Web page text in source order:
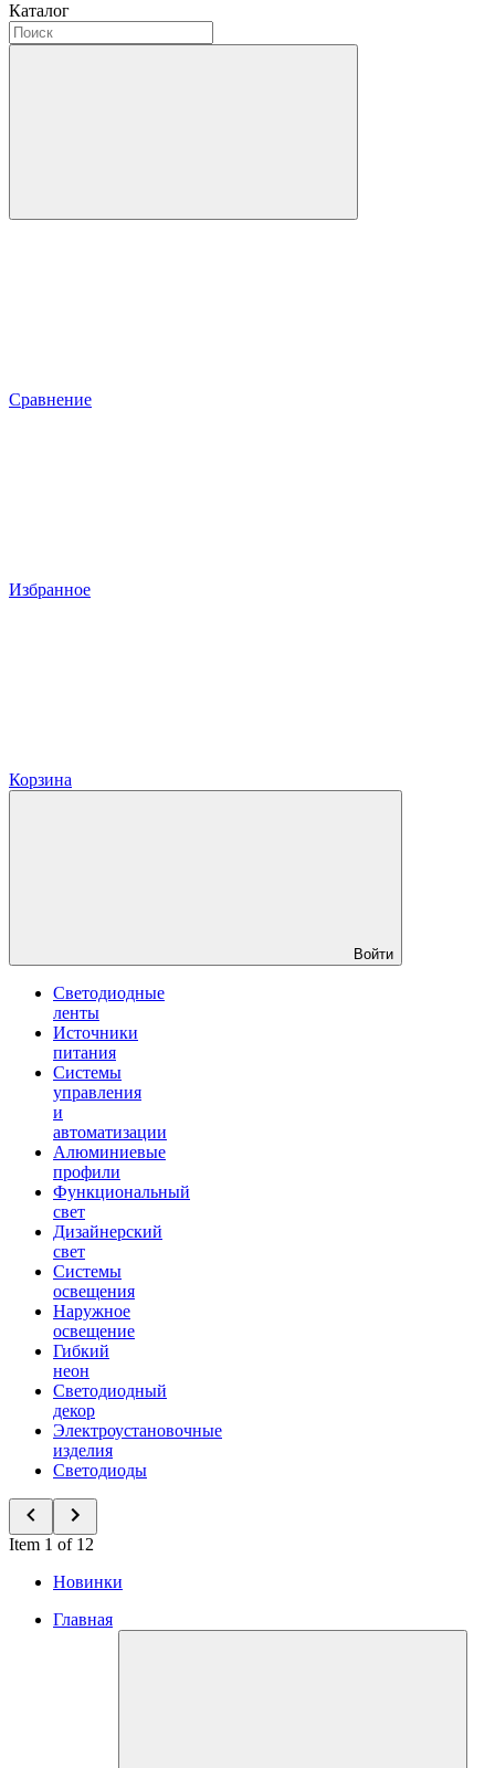
Каталог
Сравнение
Избранное
Корзина
Войти
Светодиодные
ленты
Источники
питания
Системы
управления
и
автоматизации
Алюминиевые
профили
Функциональный
свет
Дизайнерский
свет
Системы
освещения
Наружное
освещение
Гибкий
неон
Светодиодный
декор
Электроустановочные
изделия
Светодиоды
Item 1 of 12
Новинки
Главная